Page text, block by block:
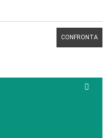
CONFRONTA